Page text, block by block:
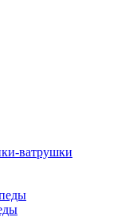
ватрушки